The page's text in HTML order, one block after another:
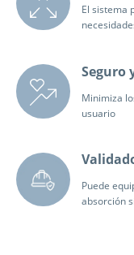
El sistema
Seguro
Minimiza
usuario
Puede
absorción